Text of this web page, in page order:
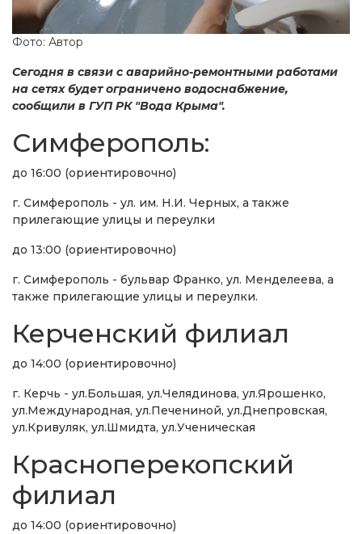
Фото: Автор
Сегодня в связи с аварийно-ремонтными работами
на сетях будет ограничено водоснабжение,
сообщили в ГУП РК "Вода Крыма".
Симферополь:
до 16:00 (ориентировочно)
г. Симферополь - ул. им. Н.И. Черных, а также
прилегающие улицы и переулки
до 13:00 (ориентировочно)
г. Симферополь - бульвар Франко, ул. Менделеева, а
также прилегающие улицы и переулки.
Керченский филиал
до 14:00 (ориентировочно)
г. Керчь - ул.Большая, ул.Челядинова, ул.Ярошенко,
ул.Международная, ул.Печениной, ул.Днепровская,
ул.Кривуляк, ул.Шмидта, ул.Ученическая
Красноперекопский
филиал
до 14:00 (ориентировочно)